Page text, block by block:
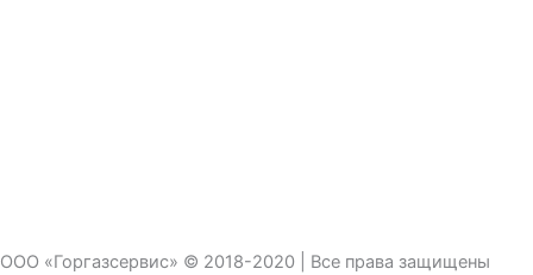
ООО «Горгазсервис» © 2018-2020 | Все права защищены